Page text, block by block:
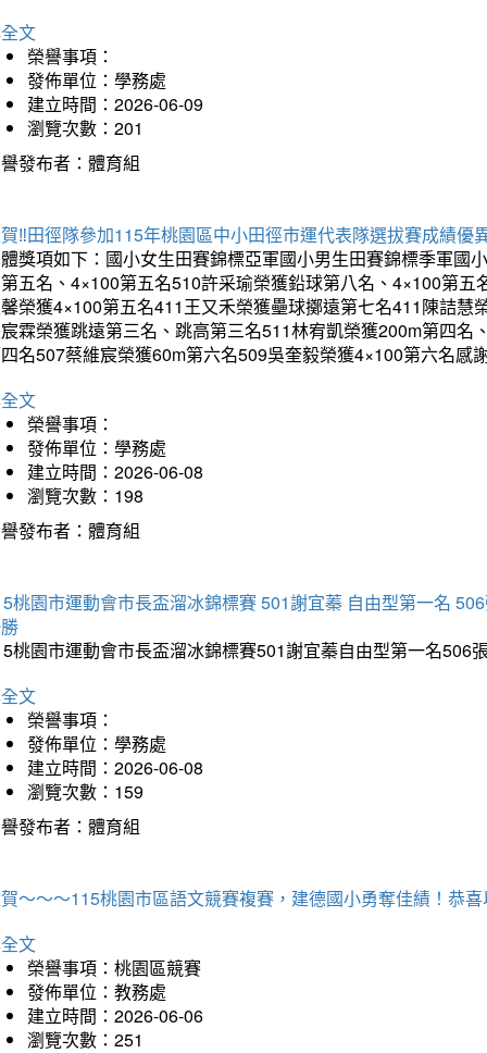
文
榮譽事項：
發佈單位：學務處
建立時間：2026-06-09
瀏覽次數：201
發布者：體育組
‼️田徑隊參加115年桃園區中小田徑市運代表隊選拔賽成績優
獎項如下：國小女生田賽錦標亞軍國小男生田賽錦標季軍國
五名、4×100第五名510許采瑜榮獲鉛球第八名、4×100第
榮獲4×100第五名411王又禾榮獲壘球擲遠第七名411陳詰
霖榮獲跳遠第三名、跳高第三名511林宥凱榮獲200m第四
名507蔡維宸榮獲60m第六名509吳奎毅榮獲4×100第六名
文
榮譽事項：
發佈單位：學務處
建立時間：2026-06-08
瀏覽次數：198
發布者：體育組
桃園市運動會市長盃溜冰錦標賽 501謝宜蓁 自由型第一名
桃園市運動會市長盃溜冰錦標賽501謝宜蓁自由型第一名
文
榮譽事項：
發佈單位：學務處
建立時間：2026-06-08
瀏覽次數：159
發布者：體育組
～～～115桃園市區語文競賽複賽，建德國小勇奪佳績！恭
文
榮譽事項：桃園區競賽
發佈單位：教務處
建立時間：2026-06-06
瀏覽次數：251